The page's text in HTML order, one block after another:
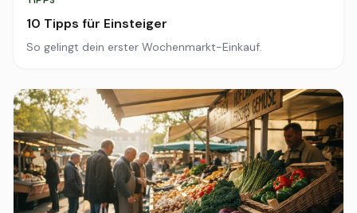
10 Tipps für Einsteiger
So gelingt dein erster Wochenmarkt-Einkauf.